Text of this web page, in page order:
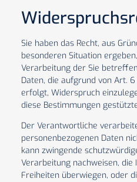
Sie haben das Recht, aus
besonderen Situation
Verarbeitung der Sie
Daten, die aufgrund von Art. 6
erfolgt, Widerspruch
diese Bestimmungen
Der Verantwortliche
personenbezogenen Daten
kann zwingende
Verarbeitung nachweisen, die
Freiheiten überwiegen, oder